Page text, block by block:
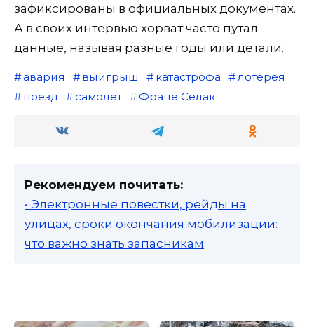
зафиксированы в официальных документах.
А в своих интервью хорват часто путал
данные, называя разные годы или детали.
авария выигрыш катастрофа
лотерея
поезд
самолет Фране Селак
Рекомендуем почитать:
• Электронные повестки, рейды на
улицах, сроки окончания мобилизации:
что важно знать запасникам